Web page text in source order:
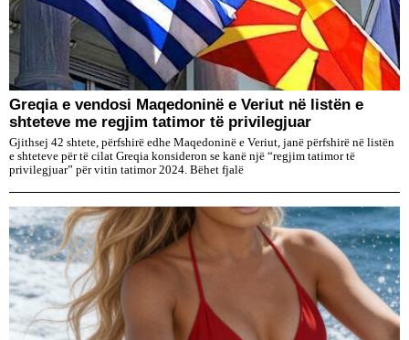
Greqia e vendosi Maqedoninë e Veriut në listën e
shteteve me regjim tatimor të privilegjuar
Gjithsej 42 shtete, përfshirë edhe Maqedoninë e Veriut, janë përfshirë në listën
e shteteve për të cilat Greqia konsideron se kanë një “regjim tatimor të
privilegjuar” për vitin tatimor 2024. Bëhet fjalë